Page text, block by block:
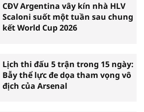
CĐV Argentina vây kín nhà HLV
Scaloni suốt một tuần sau chung
kết World Cup 2026
Lịch thi đấu 5 trận trong 15 ngày:
Bẫy thể lực đe dọa tham vọng vô
địch của Arsenal